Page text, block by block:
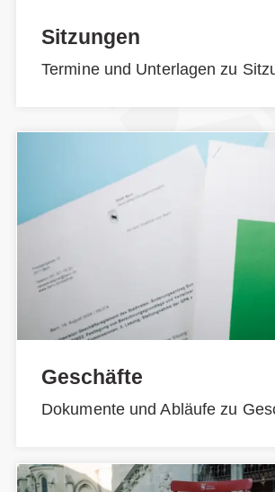
Sitzungen
Termine und Unterlagen zu
Geschäfte
Dokumente und Abläufe zu